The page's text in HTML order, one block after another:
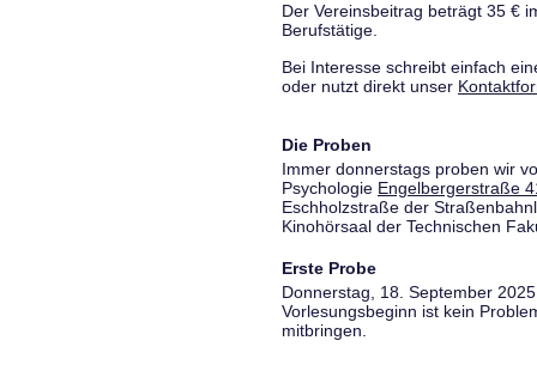
Der Vereinsbeitrag beträgt 35 €
Berufstätige.
Bei Interesse schreibt einfach
oder nutzt direkt unser
Die Proben
Immer donnerstags proben wir
Psychologie Engelbergerstraße
Eschholzstraße der
Kinohörsaal der Technischen
Erste Probe
Donnerstag, 18. September
Vorlesungsbeginn ist kein
mitbringen.